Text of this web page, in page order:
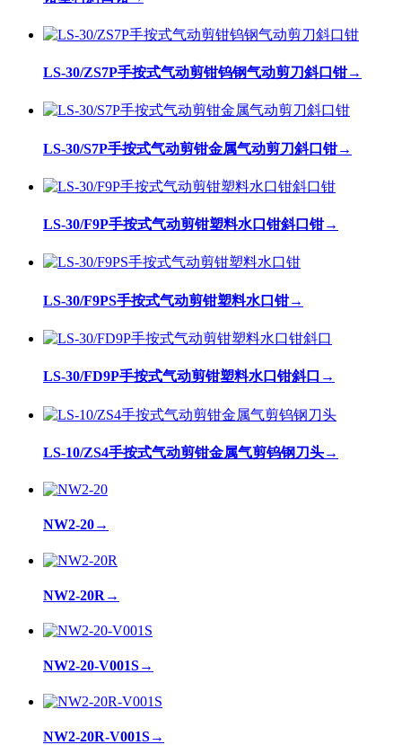
LS-30/ZS7P手按式气动剪钳钨钢气动剪刀斜口钳→
LS-30/S7P手按式气动剪钳金属气动剪刀斜口钳→
LS-30/F9P手按式气动剪钳塑料水口钳斜口钳→
LS-30/F9PS手按式气动剪钳塑料水口钳→
LS-30/FD9P手按式气动剪钳塑料水口钳斜口 →
LS-10/ZS4手按式气动剪钳金属气剪钨钢刀头→
NW2-20→
NW2-20R →
NW2-20-V001S→
NW2-20R-V001S→